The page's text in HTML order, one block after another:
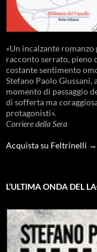
«Un incalzante
racconto serrato, pieno
costante sentimento
Stefano Paolo
momento di passaggio
di sofferta ma
protagonisti».
Corriere della Sera
Acquista su Feltrinelli →
L’ULTIMA ONDA DEL